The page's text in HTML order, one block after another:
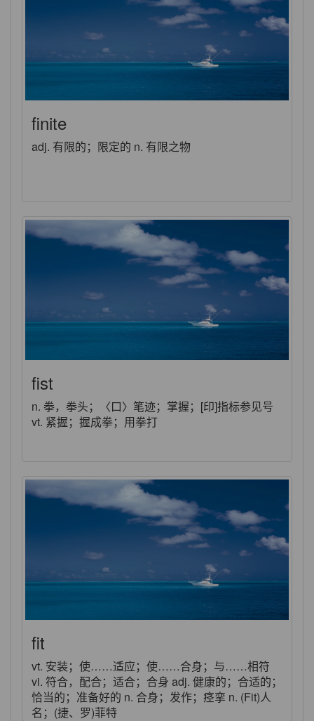
finite
adj. 有限的；限定的 n. 有限之物
fist
n. 拳，拳头；〈口〉笔迹；掌握；[印]指标参见号
vt. 紧握；握成拳；用拳打
fit
vt. 安装；使……适应；使……合身；与……相符
vi. 符合，配合；适合；合身 adj. 健康的；合适的；
恰当的；准备好的 n. 合身；发作；痉挛 n. (Fit)人
名；(捷、罗)菲特